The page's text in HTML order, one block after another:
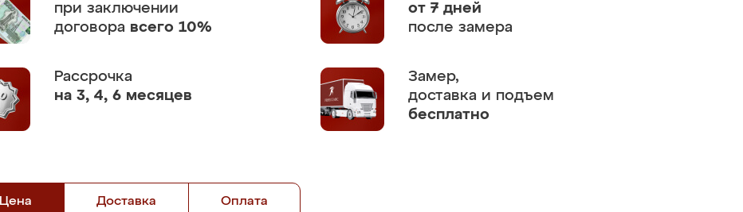
при заключении
договора всего 10%
от 7 дней
после замера
Рассрочка
на 3, 4, 6 месяцев
Замер,
доставка и подъем
бесплатно
Цена Доставка Оплата